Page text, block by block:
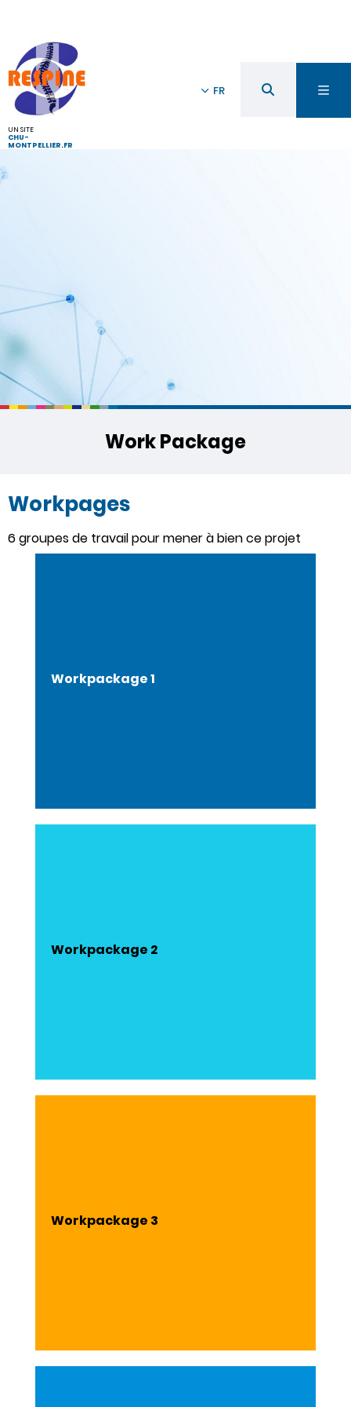
UN SITE
CHU-
MONTPELLIER.FR
FR
Work Package
Workpages
6 groupes de travail pour mener à bien ce projet
Workpackage 1
Workpackage 2
Workpackage 3